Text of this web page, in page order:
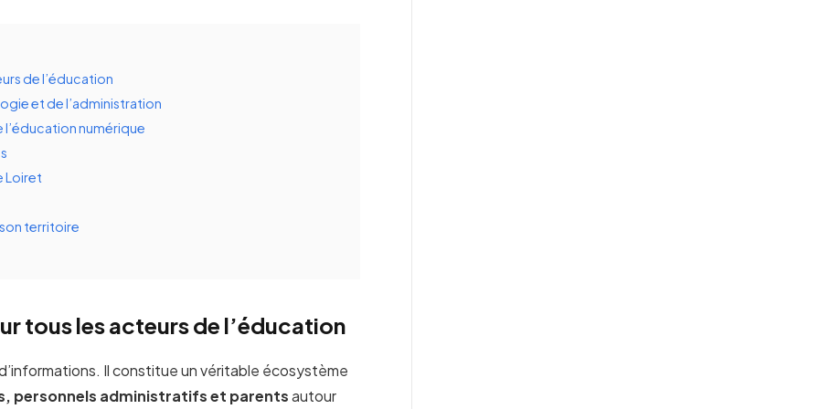
de l’éducation
et de l’administration
l’éducation numérique
Loiret
territoire
tous les acteurs de l’éducation
Il constitue un véritable écosystème
personnels administratifs et parentsautour